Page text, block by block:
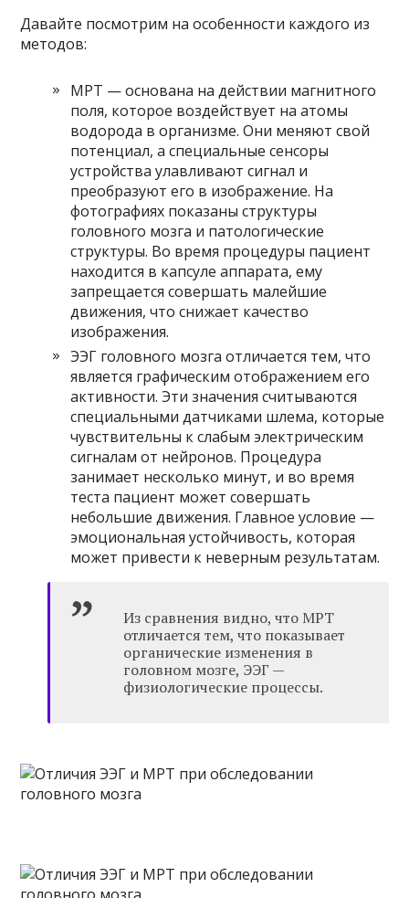
Давайте посмотрим на особенности каждого из
методов:
МРТ — основана на действии магнитного
поля, которое воздействует на атомы
водорода в организме. Они меняют свой
потенциал, а специальные сенсоры
устройства улавливают сигнал и
преобразуют его в изображение. На
фотографиях показаны структуры
головного мозга и патологические
структуры. Во время процедуры пациент
находится в капсуле аппарата, ему
запрещается совершать малейшие
движения, что снижает качество
изображения.
ЭЭГ головного мозга отличается тем, что
является графическим отображением его
активности. Эти значения считываются
специальными датчиками шлема, которые
чувствительны к слабым электрическим
сигналам от нейронов. Процедура
занимает несколько минут, и во время
теста пациент может совершать
небольшие движения. Главное условие —
эмоциональная устойчивость, которая
может привести к неверным результатам.
Из сравнения видно, что МРТ
отличается тем, что показывает
органические изменения в
головном мозге, ЭЭГ —
физиологические процессы.